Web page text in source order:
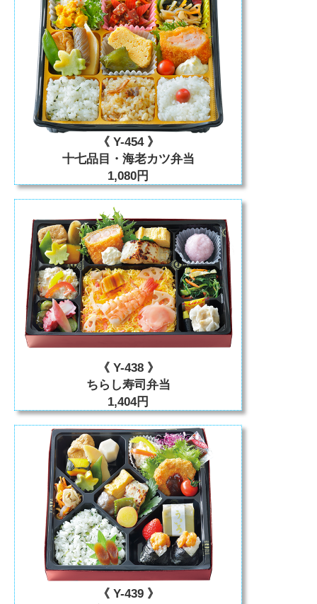
《 Y-454 》
十七品目・海老カツ弁当
1,080円
《 Y-438 》
ちらし寿司弁当
1,404円
《 Y-439 》